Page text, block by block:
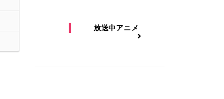
放送中アニメ